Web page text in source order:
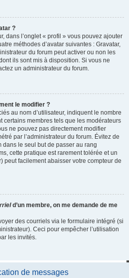
?
dans l’onglet « profil » vous pouvez ajouter
méthodes d’avatar suivantes : Gravatar,
du forum peut activer ou non les
ils sont mis à disposition. Si vous ne
un administrateur du forum.
le modifier ?
au nom d’utilisateur, indiquent le nombre
certains membres tels que les modérateurs
ne pouvez pas directement modifier
par l’administrateur du forum. Évitez de
dans le seul but de passer au rang
cette pratique est rarement tolérée et un
peut facilement abaisser votre compteur de
d’un membre, on me demande de me
des courriels via le formulaire intégré (si
Ceci pour empêcher l’utilisation
les invités.
de messages